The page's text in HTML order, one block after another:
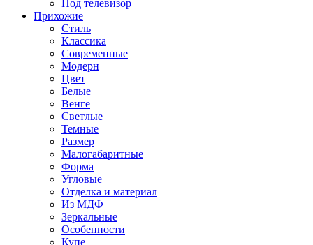
Под телевизор
Прихожие
Стиль
Классика
Современные
Модерн
Цвет
Белые
Венге
Светлые
Темные
Размер
Малогабаритные
Форма
Угловые
Отделка и материал
Из МДФ
Зеркальные
Особенности
Купе